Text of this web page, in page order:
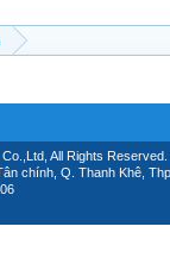
All Rights Reserved.
chính, Q. Thanh Khê,